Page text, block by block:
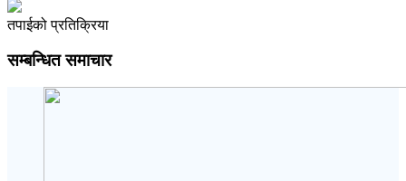
तपाईको प्रतिक्रिया
सम्बन्धित समाचार